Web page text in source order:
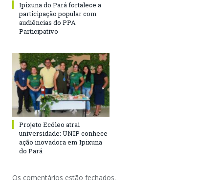
Ipixuna do Pará fortalece a
participação popular com
audiências do PPA
Participativo
Projeto Ecóleo atrai
universidade: UNIP conhece
ação inovadora em Ipixuna
do Pará
Os comentários estão fechados.